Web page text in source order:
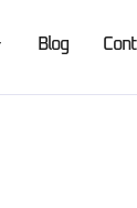
Blog